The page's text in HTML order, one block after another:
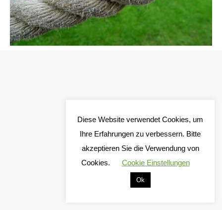
Diese Website verwendet Cookies, um
Ihre Erfahrungen zu verbessern. Bitte
akzeptieren Sie die Verwendung von
Cookies.
Cookie Einstellungen
Ok